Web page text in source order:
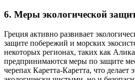
6. Меры экологической
Греция активно развивает
защите побережий и морских
некоторых регионах, таких как
предпринимаются меры по защите
черепах Каретта-Каретта, что делает